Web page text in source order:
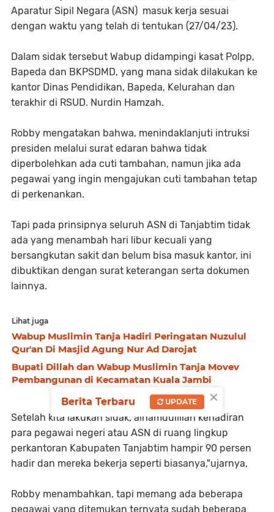
Aparatur Sipil Negara (ASN) masuk kerja sesuai
dengan waktu yang telah di tentukan (27/04/23).
Dalam sidak tersebut Wabup didampingi kasat Polpp,
Bapeda dan BKPSDMD, yang mana sidak dilakukan ke
kantor Dinas Pendidikan, Bapeda, Kelurahan dan
terakhir di RSUD. Nurdin Hamzah.
Robby mengatakan bahwa, menindaklanjuti intruksi
presiden melalui surat edaran bahwa tidak
diperbolehkan ada cuti tambahan, namun jika ada
pegawai yang ingin mengajukan cuti tambahan tetap
di perkenankan.
Tapi pada prinsipnya seluruh ASN di Tanjabtim tidak
ada yang menambah hari libur kecuali yang
bersangkutan sakit dan belum bisa masuk kantor, ini
dibuktikan dengan surat keterangan serta dokumen
lainnya.
Lihat juga
Wabup Muslimin Tanja Hadiri Peringatan Nuzulul
Qur'an Di Masjid Agung Nur Ad Darojat
Bupati Dillah dan Wabup Muslimin Tanja Movev
Pembangunan di Kecamatan Kuala Jambi
Setelah kita lakukan sidak, alhamdulillah kehadiran
para pegawai negeri atau ASN di ruang lingkup
perkantoran Kabupaten Tanjabtim hampir 90 persen
hadir dan mereka bekerja seperti biasanya,"ujarnya,
Robby menambahkan, tapi memang ada beberapa
pegawai yang ditemukan ternyata sudah beberapa
×
Berita Terbaru UPDATE